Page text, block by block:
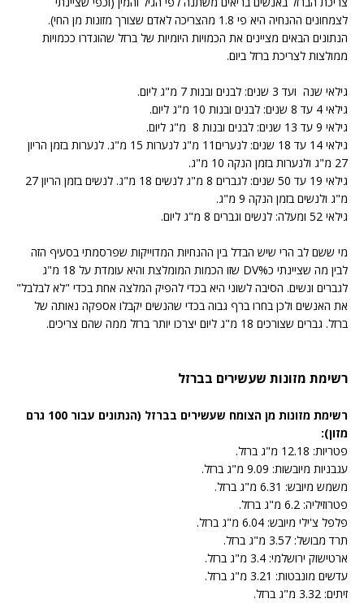
לצמחונים ההנחיה היא פי 1.8 מהצריכה לאדם שצורך מזונות מן החי).
הנתונים הבאים מציינים את הכמויות היומיות של ברזל שהוגדרו ככמויות
ממולצות לצריכת ברזל ביום.
גילאי שנה ועד 3 שנים: לבנים ובנות 7 מ"ג ליום.
גילאי 4 עד 8 שנים: לבנים ובנות 10 מ"ג ליום.
גילאי 9 עד 13 שנים: לבנים ובנות 8 מ"ג ליום.
גילאי 14 עד 18 שנים: לנערים11 מ"ג לנערות 15 מ"ג. לנערות בזמן הריון
27 מ"ג ולנערות בזמן הנקה 10 מ"ג.
גילאי 19 עד 50 שנים: לגברים 8 מ"ג לנשים 18 מ"ג. לנשים בזמן הריון 27
מ"ג ולנשים בזמן הנקה 9 מ"ג.
גילאי 52 ומעלה: לנשים וגברים 8 מ"ג ליום.
מי ששם לב הרי שיש הבדל בין ההנחיות המדוייקות שפרסמתי בסעיף הזה
לבין מה שציינתי כ%DV שזו הכמות המומלצת והיא עומדת על 18 מ"ג
לגברים ונשים. הסיבה לשוני היא בכדי להפיק המלצה אחת בכדי "לא לבלבל"
את האנשים ולכן בחרו ברף גבוה בכדי שהנשים יקבלו אספקה נאותה של
ברזל. גברים שצורכים 18 מ"ג ליום יצרכו יותר ברזל ממה שהם צריכים.
רשימת מזונות שעשירים בברזל
רשימת מזונות מן הצומח שעשירים בברזל (הנתונים עבור 100 גרם
מזון):
פטריות: 12.18 מ"ג ברזל.
עגבניות מיובשות: 9.09 מ"ג ברזל.
משמש מיובש: 6.31 מ"ג ברזל.
פטרוזיליה: 6.2 מ"ג ברזל.
פלפל צ'ילי מיובש: 6.04 מ"ג ברזל.
תרד מבושל: 3.57 מ"ג ברזל.
ארטישוק ירושלמי: 3.4 מ"ג ברזל.
עדשים מונבטות: 3.21 מ"ג ברזל.
זיתים: 3.32 מ"ג ברזל.